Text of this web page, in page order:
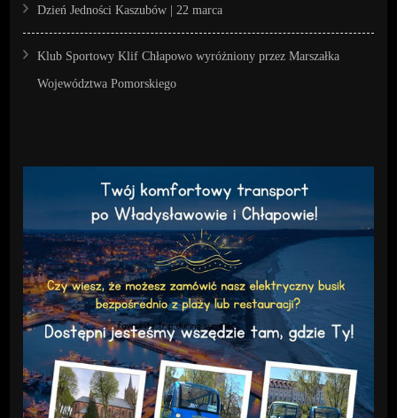
Dzień Jedności Kaszubów | 22 marca
Klub Sportowy Klif Chłapowo wyróżniony przez Marszałka
Województwa Pomorskiego